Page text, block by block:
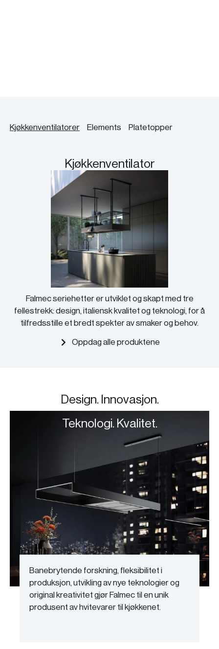
Kjøkkenventilatorer Elements Platetopper
Kjøkkenventilator
Falmec seriehetter er utviklet og skapt med tre
fellestrekk: design, italiensk kvalitet og teknologi, for å
tilfredsstille et bredt spekter av smaker og behov.
Oppdag alle produktene
Design. Innovasjon.
Teknologi. Kvalitet.
Banebrytende forskning, fleksibilitet i
produksjon, utvikling av nye teknologier og
original kreativitet gjør Falmec til en unik
produsent av hvitevarer til kjøkkenet.